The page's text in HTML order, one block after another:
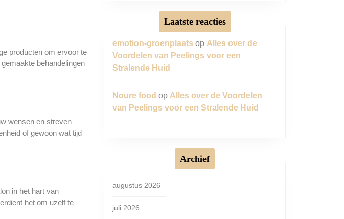
producten om ervoor te
behandelingen
wensen en streven
of gewoon wat tijd
in het hart van
het om uzelf te
Laatste reacties
emotion-groenplaats op Alles over de
Voordelen van Peelings voor een
Stralende Huid
Noure food op Alles over de Voordelen
van Peelings voor een Stralende Huid
Archief
augustus 2026
juli 2026